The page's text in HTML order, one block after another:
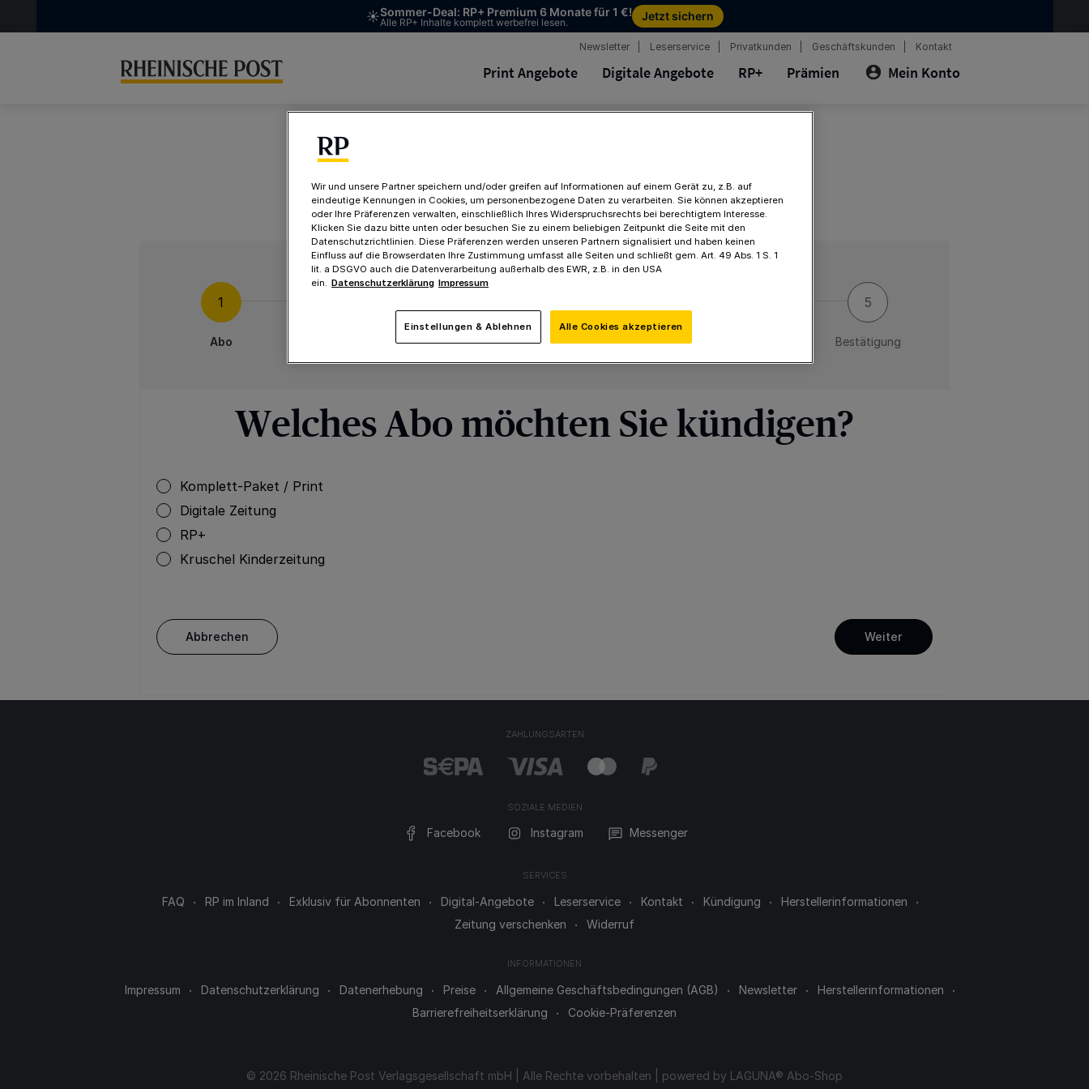
Newsletter Leserservice Privatkunden Geschäftskunden Kontakt
Print Angebote Digitale Angebote RP+ Prämien Mein Konto
Abo Grund Adresse Datenprüfung Bestätigung
Welches Abo möchten Sie kündigen?
Komplett-Paket / Print
Digitale Zeitung
RP+
Kruschel Kinderzeitung
Abbrechen Weiter
ZAHLUNGSARTEN
SOZIALE MEDIEN
Facebook Instagram Messenger
SERVICES
FAQ RP im Inland Exklusiv für Abonnenten Digital-Angebote Leserservice Kontakt Kündigung
Herstellerinformationen
Zeitung verschenken
Widerruf
INFORMATIONEN
Impressum Datenschutzerklärung Datenerhebung Preise Allgemeine Geschäftsbedingungen (AGB) Newsletter
Herstellerinformationen
Barrierefreiheitserklärung
Cookie-Präferenzen
© 2026 Rheinische Post Verlagsgesellschaft mbH | Alle Rechte vorbehalten | powered by LAGUNA® Abo-Shop
Wir und unsere Partner speichern und/oder greifen auf Informationen auf einem Gerät zu, z.B. auf
eindeutige Kennungen in Cookies, um personenbezogene Daten zu verarbeiten. Sie können akzeptieren
oder Ihre Präferenzen verwalten, einschließlich Ihres Widerspruchsrechts bei berechtigtem Interesse.
Klicken Sie dazu bitte unten oder besuchen Sie zu einem beliebigen Zeitpunkt die Seite mit den
Datenschutzrichtlinien. Diese Präferenzen werden unseren Partnern signalisiert und haben keinen
Einfluss auf die Browserdaten Ihre Zustimmung umfasst alle Seiten und schließt gem. Art. 49 Abs. 1 S. 1
lit. a DSGVO auch die Datenverarbeitung außerhalb des EWR, z.B. in den USA
ein. Datenschutzerklärung Impressum
Einstellungen & Ablehnen Alle Cookies akzeptieren